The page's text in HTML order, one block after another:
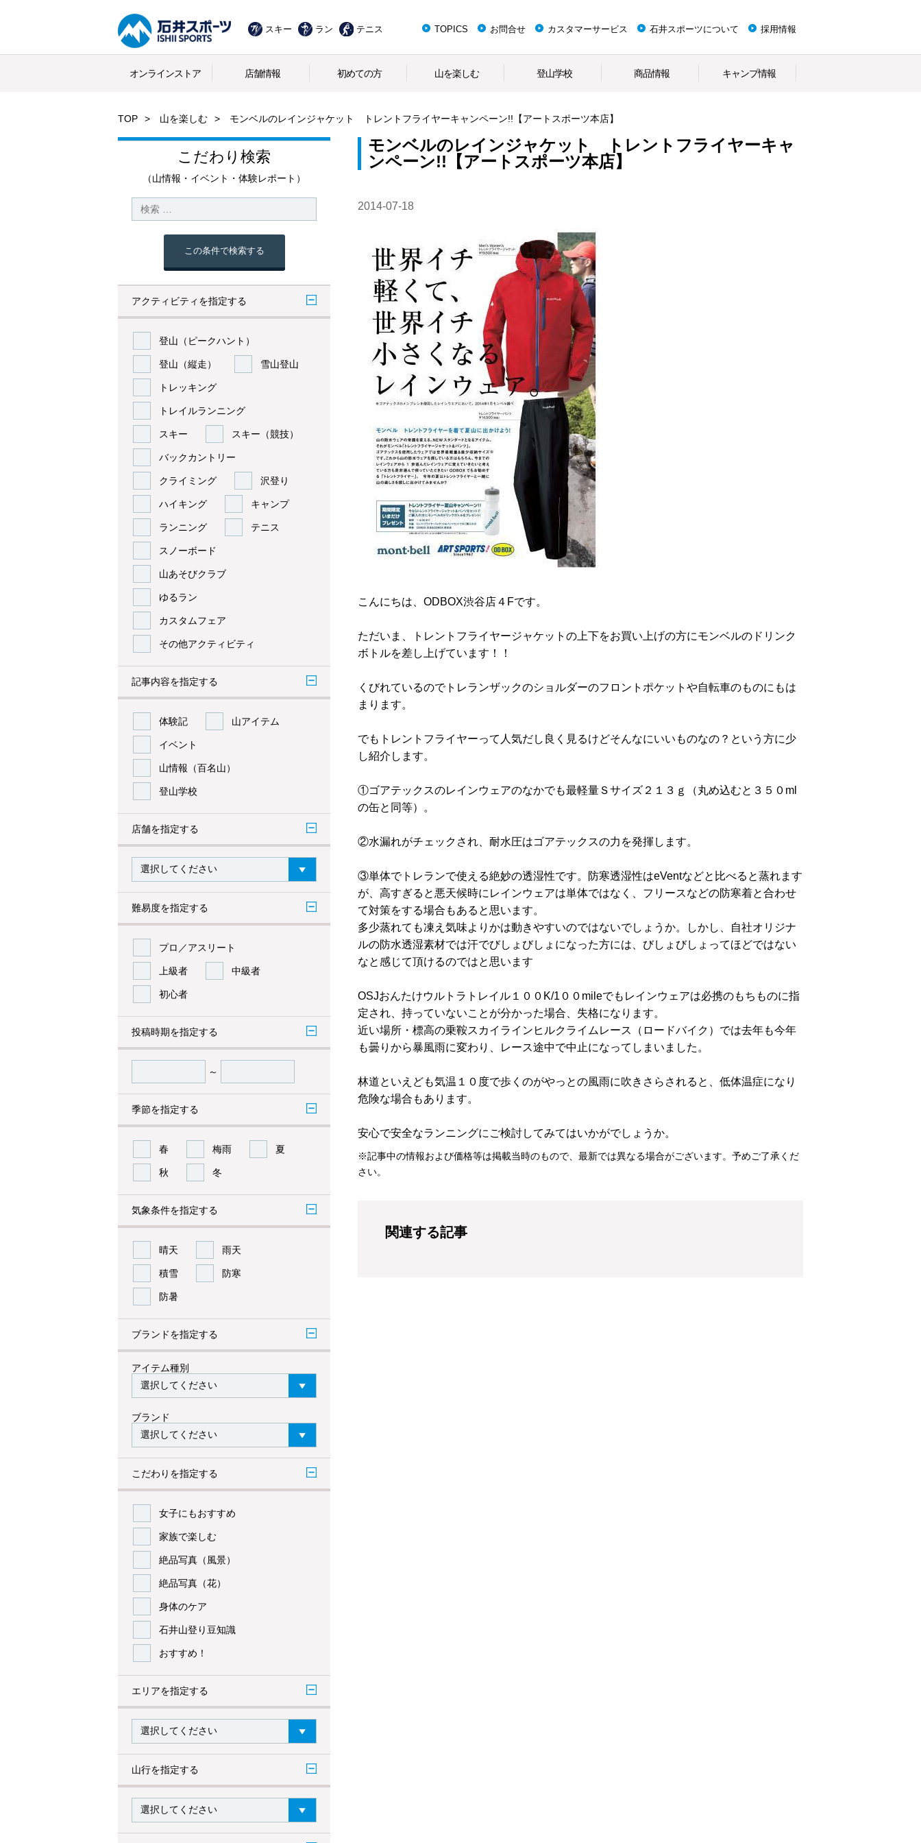
スキー ラン テニス TOPICS お問合せ カスタマーサービス 石井スポーツについて 採用情報
オンラインストア 店舗情報 初めての方 山を楽しむ 登山学校 商品情報 キャンプ情報
TOP 山を楽しむ モンベルのレインジャケット トレントフライヤーキャンペーン!!【アートスポーツ本店】
こだわり検索
（山情報・イベント・体験レポート）
この条件で検索する
アクティビティを指定する
登山（ピークハント）
登山（縦走） 雪山登山
トレッキング
トレイルランニング
スキー スキー（競技）
バックカントリー
クライミング 沢登り
ハイキング キャンプ
ランニング テニス
スノーボード
山あそびクラブ
ゆるラン
カスタムフェア
その他アクティビティ
記事内容を指定する
体験記 山アイテム
イベント
山情報（百名山）
登山学校
店舗を指定する
難易度を指定する
プロ／アスリート
上級者 中級者
初心者
投稿時期を指定する
～
季節を指定する
春 梅雨 夏
秋 冬
気象条件を指定する
晴天 雨天
積雪 防寒
防暑
ブランドを指定する
アイテム種別
ブランド
こだわりを指定する
女子にもおすすめ
家族で楽しむ
絶品写真（風景）
絶品写真（花）
身体のケア
石井山登り豆知識
おすすめ！
エリアを指定する
山行を指定する
モンベルのレインジャケット トレントフライヤーキャ
ンペーン!!【アートスポーツ本店】
2014-07-18
こんにちは、ODBOX渋谷店４Fです。
ただいま、トレントフライヤージャケットの上下をお買い上げの方にモンベルのドリンク
ボトルを差し上げています！！
くびれているのでトレランザックのショルダーのフロントポケットや自転車のものにもは
まります。
でもトレントフライヤーって人気だし良く見るけどそんなにいいものなの？という方に少
し紹介します。
①ゴアテックスのレインウェアのなかでも最軽量Ｓサイズ２１３ｇ（丸め込むと３５０ml
の缶と同等）。
②水漏れがチェックされ、耐水圧はゴアテックスの力を発揮します。
③単体でトレランで使える絶妙の透湿性です。防寒透湿性はeVentなどと比べると蒸れます
が、高すぎると悪天候時にレインウェアは単体ではなく、フリースなどの防寒着と合わせ
て対策をする場合もあると思います。
多少蒸れても凍え気味よりかは動きやすいのではないでしょうか。しかし、自社オリジナ
ルの防水透湿素材では汗でびしょびしょになった方には、びしょびしょってほどではない
なと感じて頂けるのではと思います
OSJおんたけウルトラトレイル１００K/1００mileでもレインウェアは必携のもちものに指
定され、持っていないことが分かった場合、失格になります。
近い場所・標高の乗鞍スカイラインヒルクライムレース（ロードバイク）では去年も今年
も曇りから暴風雨に変わり、レース途中で中止になってしまいました。
林道といえども気温１０度で歩くのがやっとの風雨に吹きさらされると、低体温症になり
危険な場合もあります。
安心で安全なランニングにご検討してみてはいかがでしょうか。
※記事中の情報および価格等は掲載当時のもので、最新では異なる場合がございます。予めご了承くだ
さい。
関連する記事